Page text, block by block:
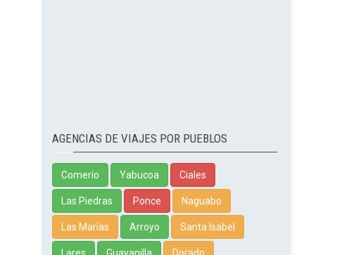
AGENCIAS DE VIAJES POR PUEBLOS
Comerío Yabucoa Ciales
Las Piedras Ponce Naguabo
Las Marías Arroyo Santa Isabel